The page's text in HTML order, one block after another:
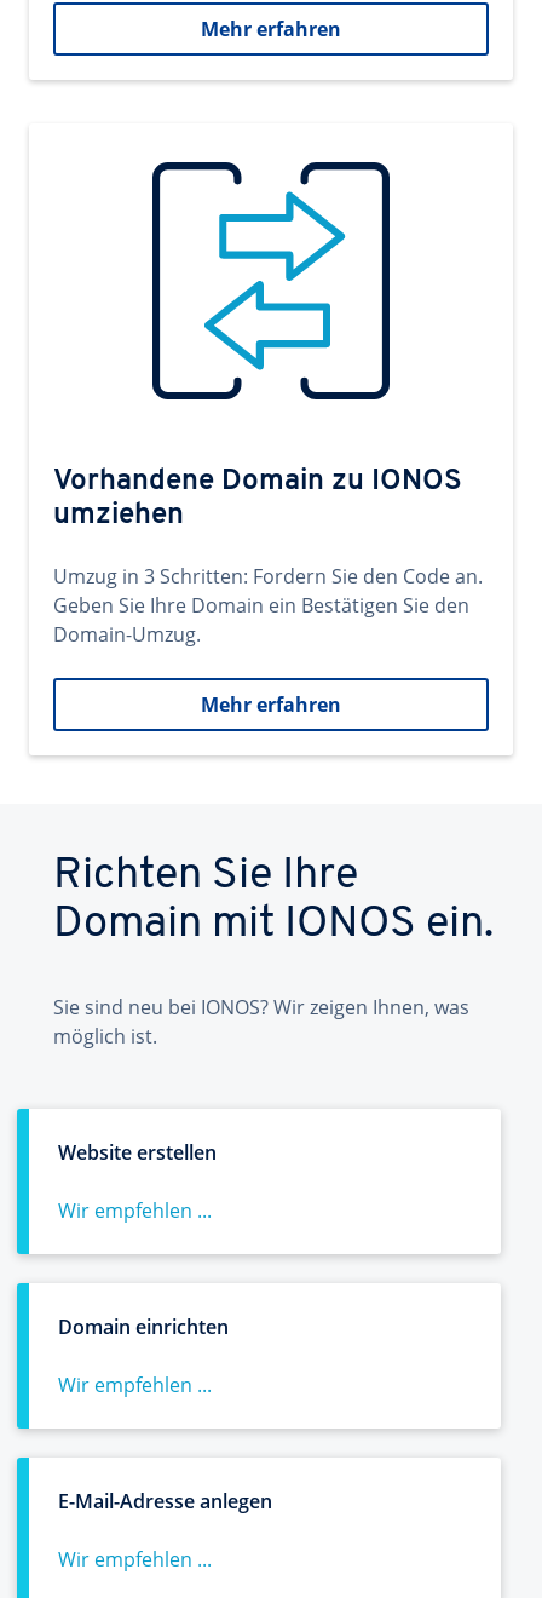
Mehr erfahren
Vorhandene Domain zu IONOS
umziehen
Umzug in 3 Schritten: Fordern Sie den Code an.
Geben Sie Ihre Domain ein Bestätigen Sie den
Domain-Umzug.
Mehr erfahren
Richten Sie Ihre
Domain mit IONOS ein.
Sie sind neu bei IONOS? Wir zeigen Ihnen, was
möglich ist.
Website erstellen
Wir empfehlen ...
Domain einrichten
Wir empfehlen ...
E-Mail-Adresse anlegen
Wir empfehlen ...